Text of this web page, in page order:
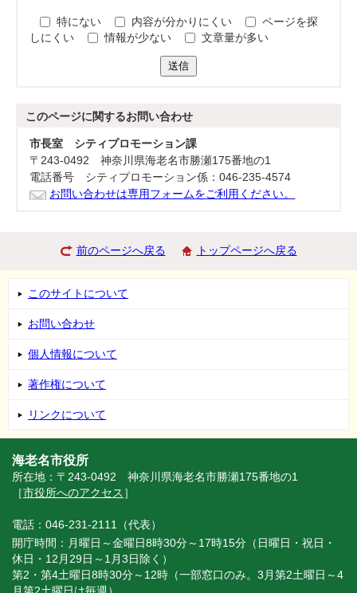
特にない 内容が分かりにくい
ページを探
しにくい
情報が少ない 文章量が多い
送信
このページに関するお問い合わせ
市長室 シティプロモーション課
〒243-0492 神奈川県海老名市勝瀬175番地の1
電話番号 シティプロモーション係：046-235-4574
お問い合わせは専用フォームをご利用ください。
前のページへ戻る トップページへ戻る
このサイトについて
お問い合わせ
個人情報について
著作権について
リンクについて
海老名市役所
所在地：〒243-0492 神奈川県海老名市勝瀬175番地の1
［市役所へのアクセス ］
電話：046-231-2111（代表）
開庁時間：月曜日～金曜日8時30分～17時15分（日曜日・祝日・
休日・12月29日～1月3日除く）
第2・第4土曜日8時30分～12時（一部窓口のみ。3月第2土曜日～4